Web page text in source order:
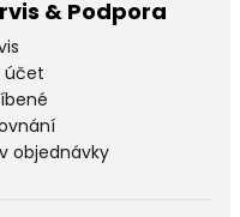
& Podpora
účet
objednávky